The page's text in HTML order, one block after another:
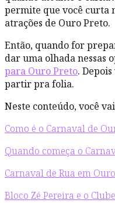
permite que você curta
atrações de Ouro Preto.
Então, quando for
dar uma olhada nessas
para Ouro Preto.
partir pra folia.
Neste conteúdo, você
Como é o Carnaval de
Quando começa o
Carnaval de Rua em
Bloco Zé Pereira e o